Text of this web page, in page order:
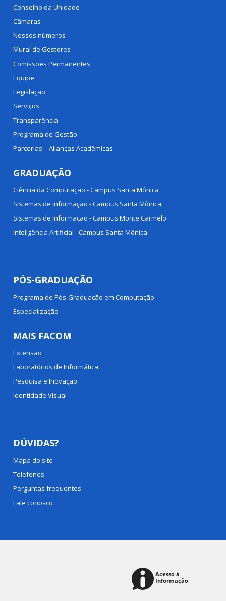
Conselho da Unidade
Câmaras
Nossos números
Mural de Gestores
Comissões Permanentes
Equipe
Legislação
Serviços
Transparência
Programa de Gestão
Parcerias – Alianças Acadêmicas
GRADUAÇÃO
Ciência da Computação - Campus Santa Mônica
Sistemas de Informação - Campus Santa Mônica
Sistemas de Informação - Campus Monte Carmelo
Inteligência Artificial - Campus Santa Mônica
PÓS-GRADUAÇÃO
Programa de Pós-Graduação em Computação
Especialização
MAIS FACOM
Extensão
Laboratórios de Informática
Pesquisa e Inovação
Identidade Visual
DÚVIDAS?
Mapa do site
Telefones
Perguntas frequentes
Fale conosco